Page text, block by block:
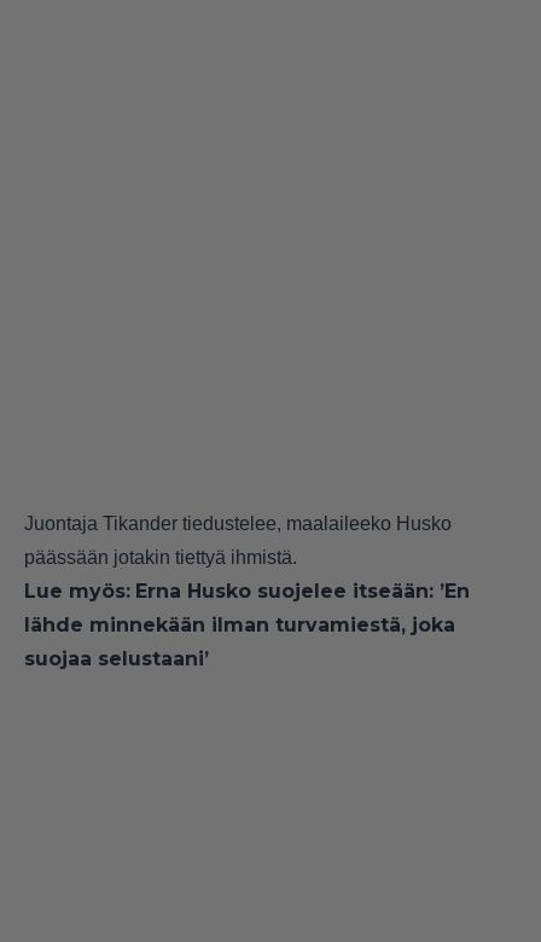
Juontaja Tikander tiedustelee, maalaileeko Husko
päässään jotakin tiettyä ihmistä.
Lue myös: Erna Husko suojelee itseään: ’En
lähde minnekään ilman turvamiestä, joka
suojaa selustaani’